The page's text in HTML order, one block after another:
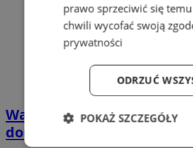
Wakacyjny wypoczynek
domkach Szmaragdowe
prawo sprzeciwić się
chwili wycofać swoją
prywatności
ODRZUĆ
POKAŻ SZCZEGÓŁY